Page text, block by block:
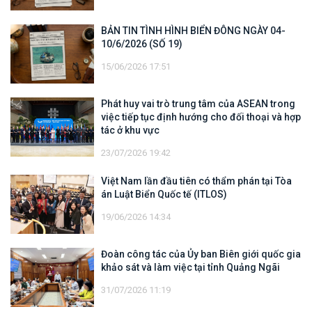
BẢN TIN TÌNH HÌNH BIỂN ĐÔNG NGÀY 04-
10/6/2026 (SỐ 19)
15/06/2026 17:51
Phát huy vai trò trung tâm của ASEAN trong
việc tiếp tục định hướng cho đối thoại và hợp
tác ở khu vực
23/07/2026 19:42
Việt Nam lần đầu tiên có thẩm phán tại Tòa
án Luật Biển Quốc tế (ITLOS)
19/06/2026 14:34
Đoàn công tác của Ủy ban Biên giới quốc gia
khảo sát và làm việc tại tỉnh Quảng Ngãi
31/07/2026 11:19